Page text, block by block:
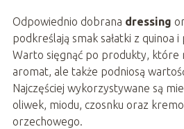
Odpowiednio dobrana dressing
podkreślają smak sałatki z quinoa
Warto sięgnąć po produkty, które
aromat, ale także podniosą
Najczęściej wykorzystywane są
oliwek, miodu, czosnku oraz
orzechowego.